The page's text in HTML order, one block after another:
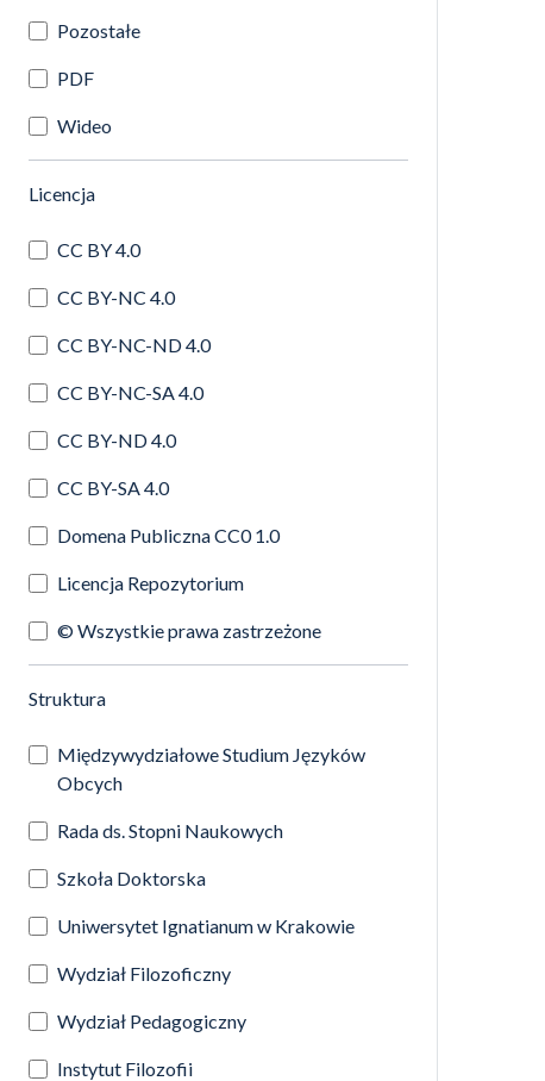
Pozostałe
PDF
Wideo
Licencja(automatyczne przeładowanie treści)
CC BY 4.0
CC BY-NC 4.0
CC BY-NC-ND 4.0
CC BY-NC-SA 4.0
CC BY-ND 4.0
CC BY-SA 4.0
Domena Publiczna CC0 1.0
Licencja Repozytorium
© Wszystkie prawa zastrzeżone
Struktura(automatyczne przeładowanie treści)
Międzywydziałowe Studium Języków
Obcych
Rada ds. Stopni Naukowych
Szkoła Doktorska
Uniwersytet Ignatianum w Krakowie
Wydział Filozoficzny
Wydział Pedagogiczny
Instytut Filozofii